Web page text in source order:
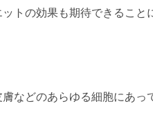
トの効果も期待できること
などのあらゆる細胞にあっ